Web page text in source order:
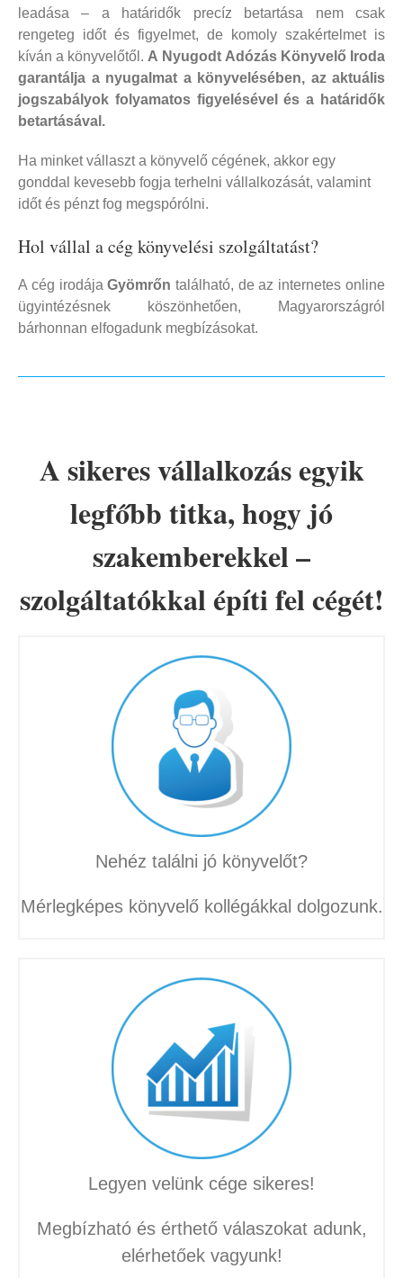
leadása – a határidők precíz betartása nem csak
rengeteg időt és figyelmet, de komoly szakértelmet is
kíván a könyvelőtől. A Nyugodt Adózás Könyvelő Iroda
garantálja a nyugalmat a könyvelésében, az aktuális
jogszabályok folyamatos figyelésével és a határidők
betartásával.
Ha minket vállaszt a könyvelő cégének, akkor egy
gonddal kevesebb fogja terhelni vállalkozását, valamint
időt és pénzt fog megspórólni.
Hol vállal a cég könyvelési szolgáltatást?
A cég irodája Gyömrőn található, de az internetes online
ügyintézésnek köszönhetően, Magyarországról
bárhonnan elfogadunk megbízásokat.
A sikeres vállalkozás egyik
legfőbb titka, hogy jó
szakemberekkel –
szolgáltatókkal építi fel cégét!
Nehéz találni jó könyvelőt?
Mérlegképes könyvelő kollégákkal dolgozunk.
Legyen velünk cége sikeres!
Megbízható és érthető válaszokat adunk,
elérhetőek vagyunk!